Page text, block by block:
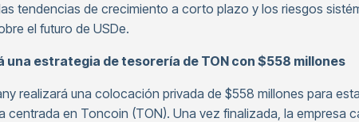
tendencias de crecimiento a corto plazo y los riesgos
el futuro de USDe.
una estrategia de tesorería de TON con $558 millones
realizará una colocación privada de $558 millones para
centrada en Toncoin (TON). Una vez finalizada, la empresa